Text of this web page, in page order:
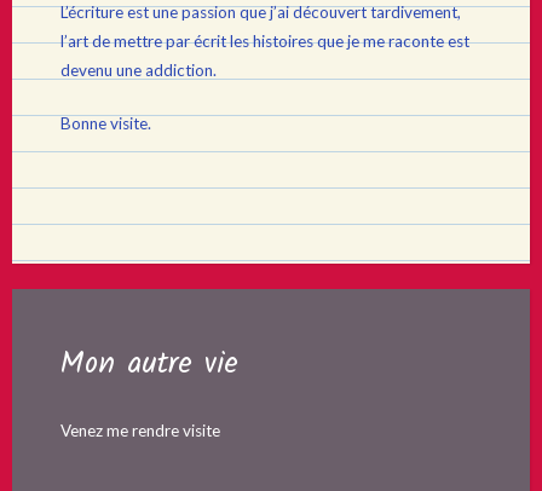
L’écriture est une passion que j’ai découvert tardivement,
l’art de mettre par écrit les histoires que je me raconte est
devenu une addiction.
Bonne visite.
Mon autre vie
Venez me rendre visite